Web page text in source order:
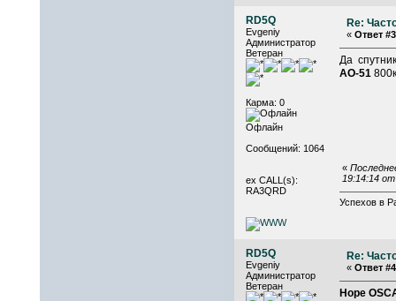
RD5Q
Evgeniy
Администратор
Ветеран
Карма: 0
Офлайн
Сообщений: 1064
ex CALL(s):
RA3QRD
Re:
« Ответ
Да спутник
АO-51
«
19:14:14
Успехов в
RD5Q
Evgeniy
Администратор
Ветеран
Re:
« Ответ
Hope